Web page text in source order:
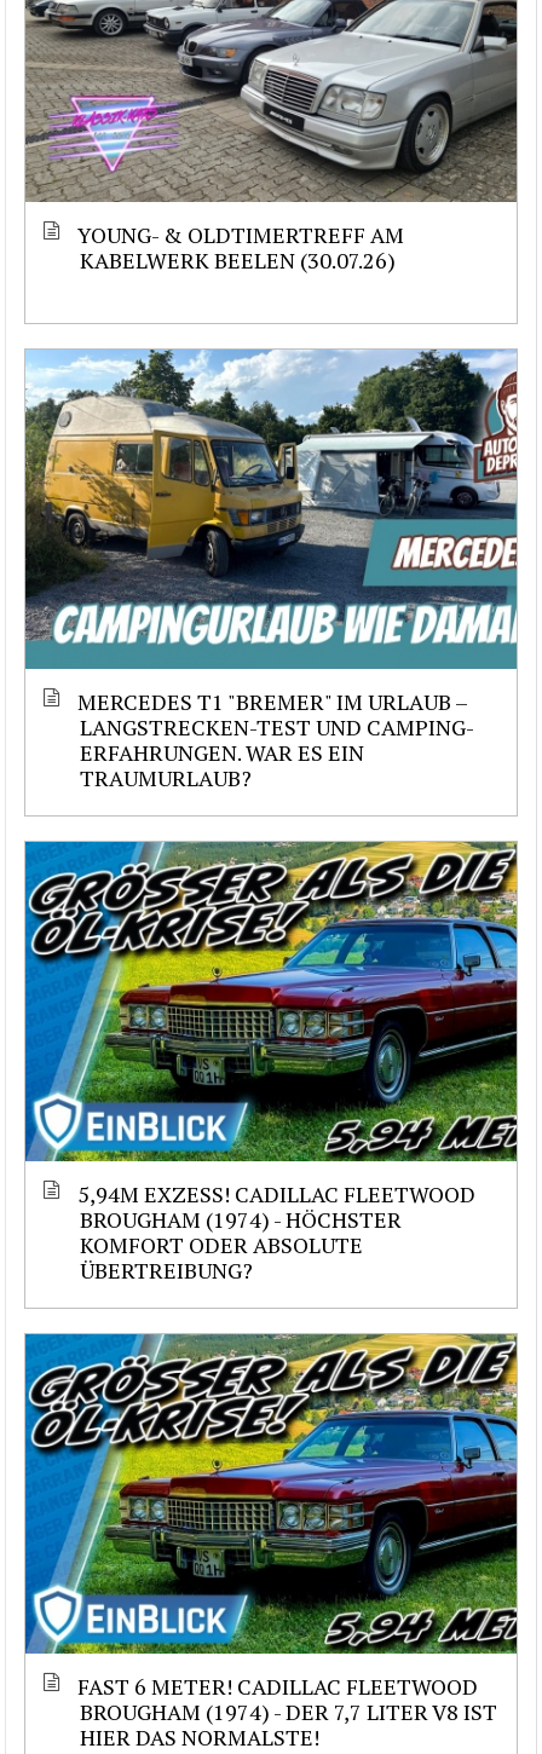
YOUNG- & OLDTIMERTREFF AM
KABELWERK BEELEN (30.07.26)
MERCEDES T1 "BREMER" IM URLAUB –
LANGSTRECKEN-TEST UND CAMPING-
ERFAHRUNGEN. WAR ES EIN
TRAUMURLAUB?
5,94M EXZESS! CADILLAC FLEETWOOD
BROUGHAM (1974) - HÖCHSTER
KOMFORT ODER ABSOLUTE
ÜBERTREIBUNG?
FAST 6 METER! CADILLAC FLEETWOOD
BROUGHAM (1974) - DER 7,7 LITER V8 IST
HIER DAS NORMALSTE!